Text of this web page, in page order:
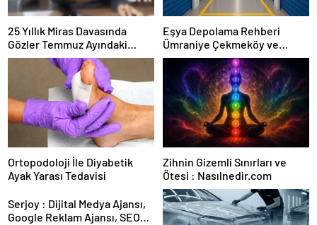
25 Yıllık Miras Davasında
Gözler Temmuz Ayındaki
Karar Duruşmasına Çevrildi
Eşya Depolama Rehberi
Ümraniye Çekmeköy ve
Kadıköy
Ortopodoloji İle Diyabetik
Ayak Yarası Tedavisi
Zihnin Gizemli Sınırları ve
Ötesi : Nasılnedir.com
Serjoy : Dijital Medya Ajansı,
Google Reklam Ajansı, SEO